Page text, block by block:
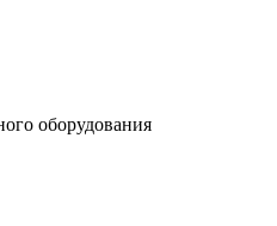
оборудования